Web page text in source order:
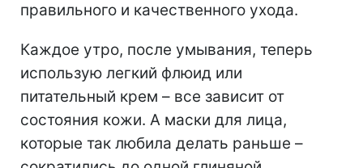
правильного и качественного ухода.
Каждое утро, после умывания, теперь
использую легкий флюид или
питательный крем – все зависит от
состояния кожи. А маски для лица,
которые так любила делать раньше –